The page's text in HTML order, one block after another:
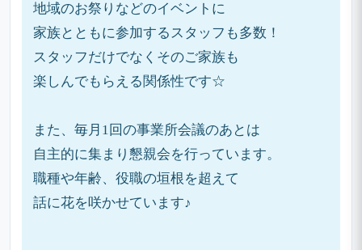
地域のお祭りなどのイベントに
家族とともに参加するスタッフも多数！
スタッフだけでなくそのご家族も
楽しんでもらえる関係性です☆
また、毎月1回の事業所会議のあとは
自主的に集まり懇親会を行っています。
職種や年齢、役職の垣根を超えて
話に花を咲かせています♪